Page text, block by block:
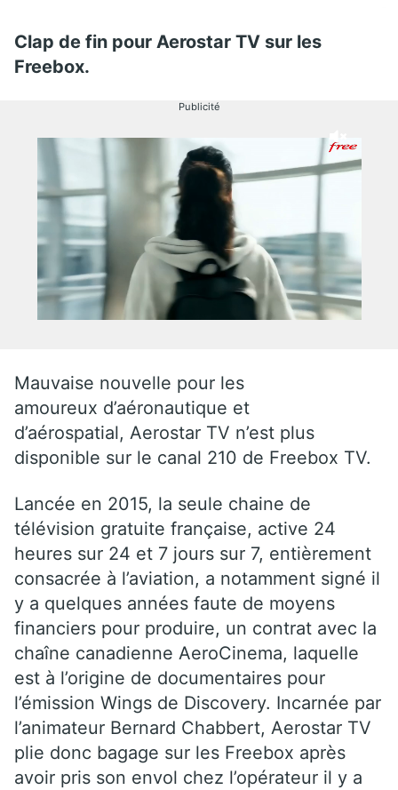
Clap de fin pour Aerostar TV sur les
Freebox.
Publicité
Mauvaise nouvelle pour les
amoureux d’aéronautique et
d’aérospatial, Aerostar TV n’est plus
disponible sur le canal 210 de Freebox TV.
Lancée en 2015, la seule chaine de
télévision gratuite française, active 24
heures sur 24 et 7 jours sur 7, entièrement
consacrée à l’aviation, a notamment signé il
y a quelques années faute de moyens
financiers pour produire, un contrat avec la
chaîne canadienne AeroCinema, laquelle
est à l’origine de documentaires pour
l’émission Wings de Discovery. Incarnée par
l’animateur Bernard Chabbert, Aerostar TV
plie donc bagage sur les Freebox après
avoir pris son envol chez l’opérateur il y a